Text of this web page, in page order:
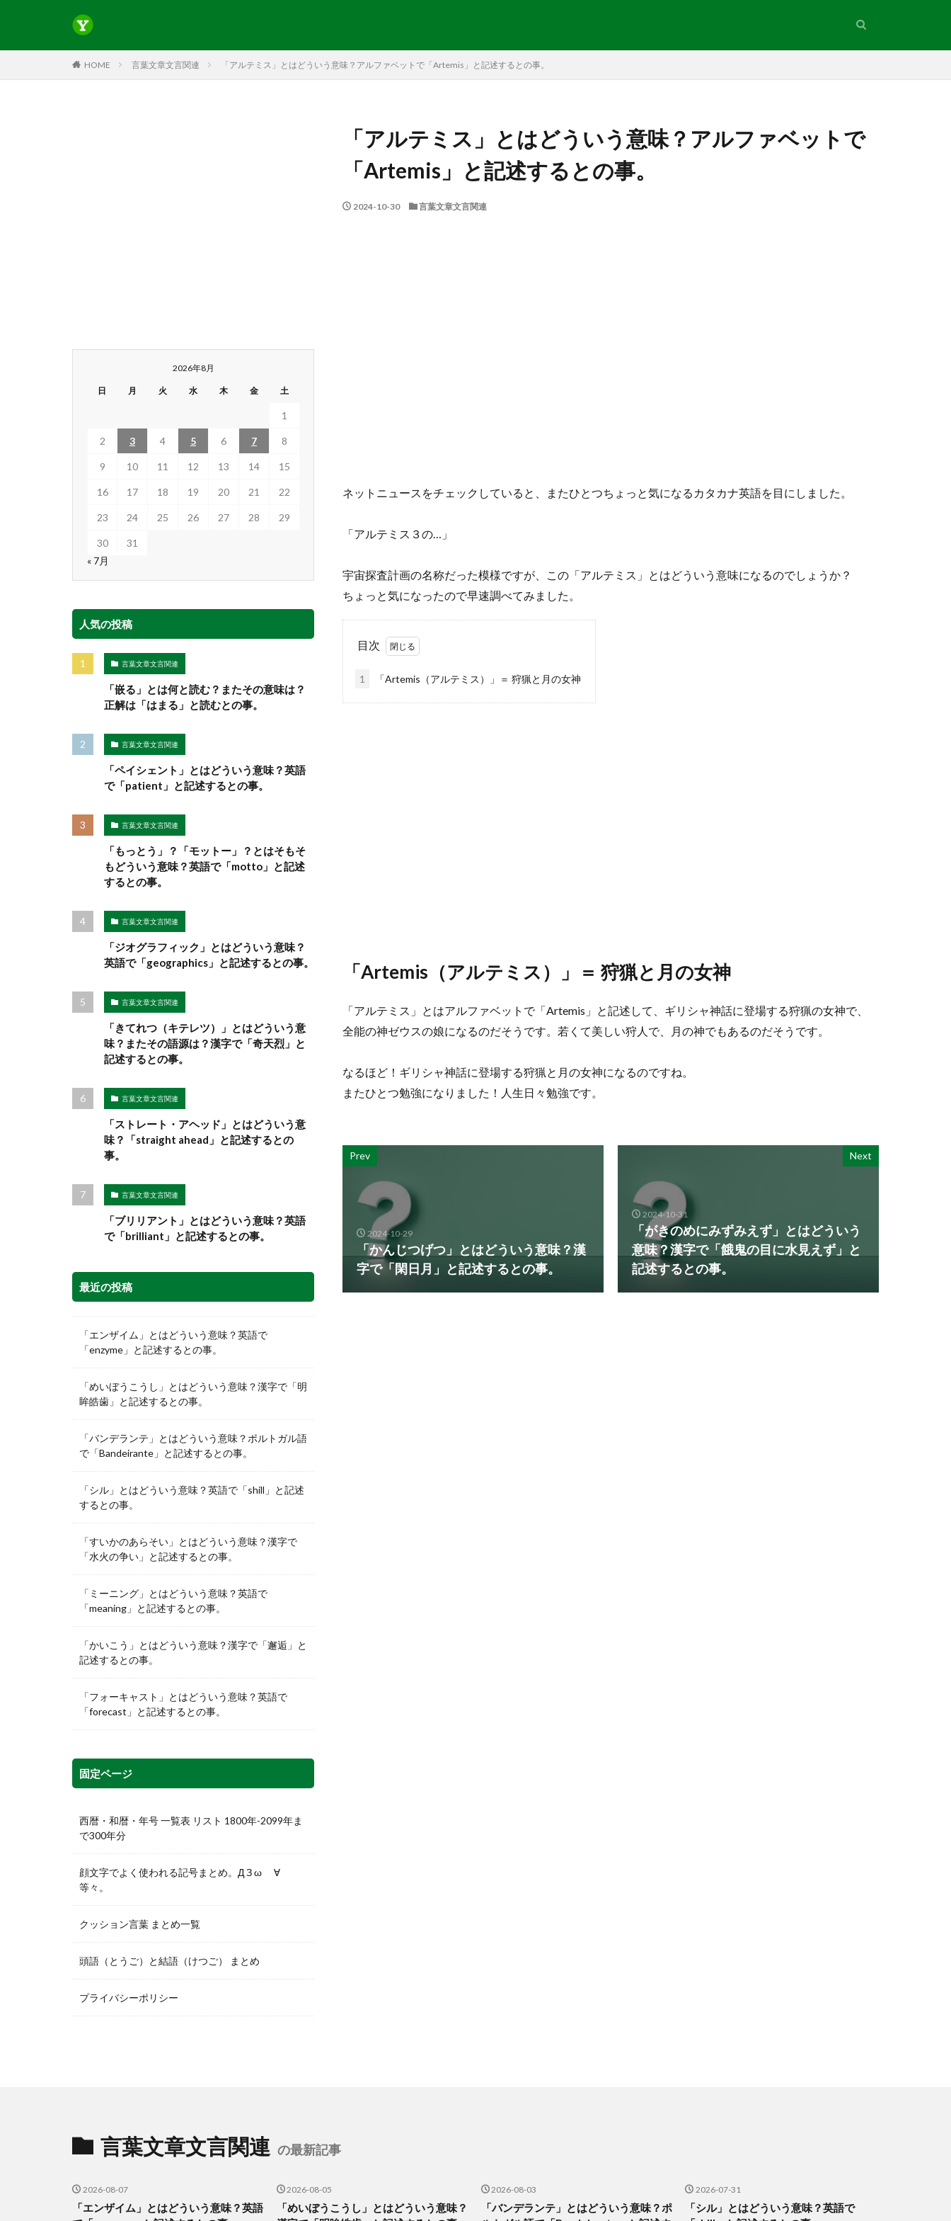
HOME 言葉文章文言関連 「アルテミス」とはどういう意味？アルファベットで「Artemis」と記述するとの事。
「アルテミス」とはどういう意味？アルファベットで
「Artemis」と記述するとの事。
2024-10-30 言葉文章文言関連
ネットニュースをチェックしていると、またひとつちょっと気になるカタカナ英語を目にしました。
「アルテミス３の…」
宇宙探査計画の名称だった模様ですが、この「アルテミス」とはどういう意味になるのでしょうか？
ちょっと気になったので早速調べてみました。
目次
1 「Artemis（アルテミス）」＝ 狩猟と月の女神
「Artemis（アルテミス）」＝ 狩猟と月の女神
「アルテミス」とはアルファベットで「Artemis」と記述して、ギリシャ神話に登場する狩猟の女神で、
全能の神ゼウスの娘になるのだそうです。若くて美しい狩人で、月の神でもあるのだそうです。
なるほど！ギリシャ神話に登場する狩猟と月の女神になるのですね。
またひとつ勉強になりました！人生日々勉強です。
Prev
2024-10-29
「かんじつげつ」とはどういう意味？漢
字で「閑日月」と記述するとの事。
Next
2024-10-31
「がきのめにみずみえず」とはどういう
意味？漢字で「餓鬼の目に水見えず」と
記述するとの事。
2026年8月
日 月 火 水 木 金 土
1
2 3 4 5 6 7 8
9 10 11 12 13 14 15
16 17 18 19 20 21 22
23 24 25 26 27 28 29
30
31
« 7月
人気の投稿
言葉文章文言関連
「嵌る」とは何と読む？またその意味は？
正解は「はまる」と読むとの事。
言葉文章文言関連
「ペイシェント」とはどういう意味？英語
で「patient」と記述するとの事。
言葉文章文言関連
「もっとう」？「モットー」？とはそもそ
もどういう意味？英語で「motto」と記述
するとの事。
言葉文章文言関連
「ジオグラフィック」とはどういう意味？
英語で「geographics」と記述するとの事。
言葉文章文言関連
「きてれつ（キテレツ）」とはどういう意
味？またその語源は？漢字で「奇天烈」と
記述するとの事。
言葉文章文言関連
「ストレート・アヘッド」とはどういう意
味？「straight ahead」と記述するとの
事。
言葉文章文言関連
「ブリリアント」とはどういう意味？英語
で「brilliant」と記述するとの事。
最近の投稿
「エンザイム」とはどういう意味？英語で
「enzyme」と記述するとの事。
「めいぼうこうし」とはどういう意味？漢字で「明
眸皓歯」と記述するとの事。
「バンデランテ」とはどういう意味？ポルトガル語
で「Bandeirante」と記述するとの事。
「シル」とはどういう意味？英語で「shill」と記述
するとの事。
「すいかのあらそい」とはどういう意味？漢字で
「水火の争い」と記述するとの事。
「ミーニング」とはどういう意味？英語で
「meaning」と記述するとの事。
「かいこう」とはどういう意味？漢字で「邂逅」と
記述するとの事。
「フォーキャスト」とはどういう意味？英語で
「forecast」と記述するとの事。
固定ページ
西暦・和暦・年号 一覧表 リスト 1800年-2099年ま
で300年分
顔文字でよく使われる記号まとめ。Д З ω ゞ∀
等々。
クッション言葉 まとめ一覧
頭語（とうご）と結語（けつご） まとめ
プライバシーポリシー
言葉文章文言関連 の最新記事
2026-08-07
「エンザイム」とはどういう意味？英語
2026-08-05
「めいぼうこうし」とはどういう意味？
2026-08-03
「バンデランテ」とはどういう意味？ポ
2026-07-31
「シル」とはどういう意味？英語で